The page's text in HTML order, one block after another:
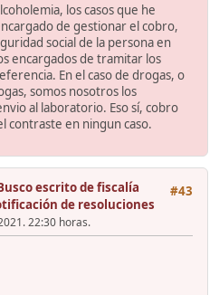
los casos que he
de gestionar el cobro,
social de la persona en
encargados de tramitar los
En el caso de drogas, o
somos nosotros los
al laboratorio. Eso sí, cobro
contraste en ningun caso.
#43
escrito de fiscalía
de resoluciones
22:30 horas.